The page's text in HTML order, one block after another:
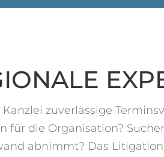
zuverlässige
für die Organisation?
abnimmt? Das